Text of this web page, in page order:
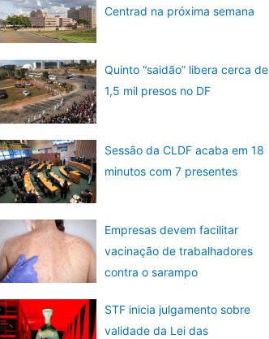
Centrad na próxima semana
Quinto “saidão” libera cerca de
1,5 mil presos no DF
Sessão da CLDF acaba em 18
minutos com 7 presentes
Empresas devem facilitar
vacinação de trabalhadores
contra o sarampo
STF inicia julgamento sobre
validade da Lei das